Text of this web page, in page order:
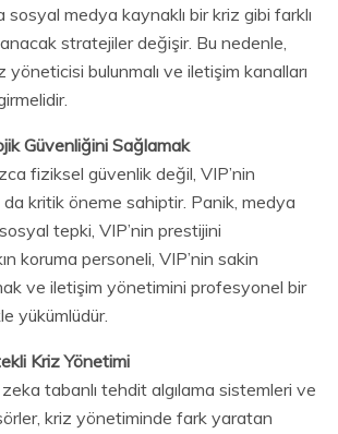
sosyal medya kaynaklı bir kriz gibi farklı
stratejiler değişir. Bu nedenle,
yöneticisi bulunmalı ve iletişim kanalları
Güvenliğini Sağlamak
fiziksel güvenlik değil, VIP’nin
da kritik öneme sahiptir. Panik, medya
tepki, VIP’nin prestijini
koruma personeli, VIP’nin sakin
ve iletişim yönetimini profesyonel bir
yükümlüdür.
Kriz Yönetimi
tabanlı tehdit algılama sistemleri ve
kriz yönetiminde fark yaratan